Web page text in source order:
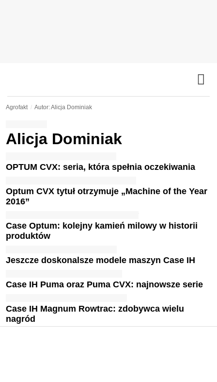
Agrofakt Autor: Alicja Dominiak
Alicja Dominiak
OPTUM CVX: seria, która spełnia oczekiwania
Optum CVX tytuł otrzymuje „Machine of the Year
2016”
Case Optum: kolejny kamień milowy w historii
produktów
Jeszcze doskonalsze modele maszyn Case IH
Case IH Puma oraz Puma CVX: najnowsze serie
Case IH Magnum Rowtrac: zdobywca wielu
nagród